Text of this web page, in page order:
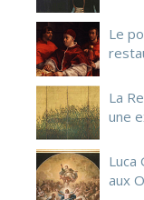
Le
La
une
Luca
aux